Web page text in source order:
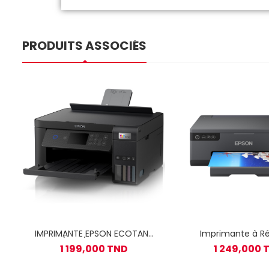
PRODUITS ASSOCIÉS
IMPRIMANTE EPSON ECOTANK
L6270 / A4 / Wifi + Bouteilles
d'encre Epson
1 199,000 TND
Imprimante à
Intégré EPSON
L8050 Couleur
1 249,000